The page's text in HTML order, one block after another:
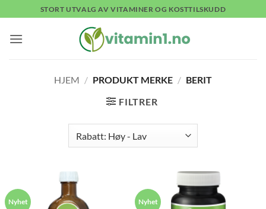
to
content
STORT UTVALG AV VITAMINER OG KOSTTILSKUDD
HJEM / PRODUKT MERKE / BERIT
FILTRER